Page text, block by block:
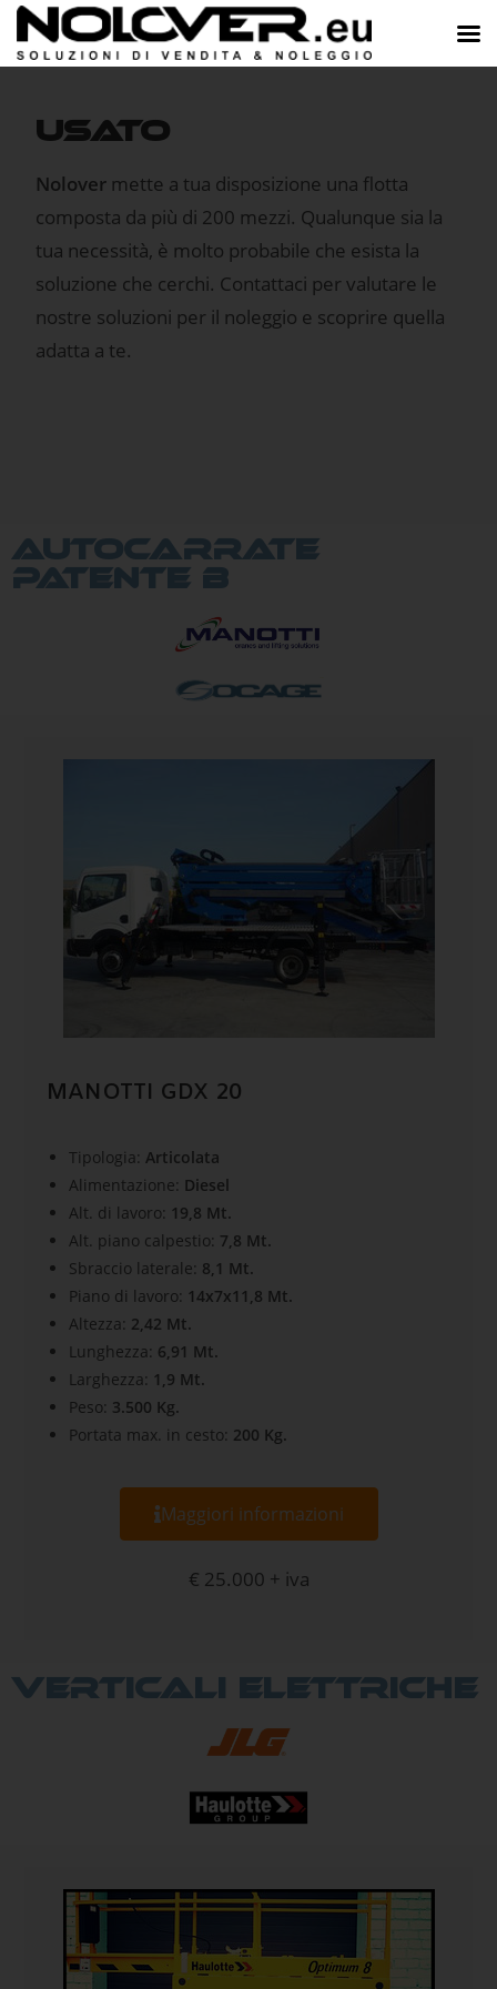
USATO
Nolover mette a tua disposizione una flotta
composta da più di 200 mezzi. Qualunque sia la
tua necessità, è molto probabile che esista la
soluzione che cerchi. Contattaci per valutare le
nostre soluzioni per il noleggio e scoprire quella
adatta a te.
AUTOCARRATE
PATENTE B
MANOTTI GDX 20
Tipologia:Articolata
Alimentazione: Diesel
Alt. di lavoro: 19,8 Mt.
Alt. piano calpestio: 7,8 Mt.
Sbraccio laterale: 8,1 Mt.
Piano di lavoro: 14x7x11,8 Mt.
Altezza: 2,42 Mt.
Lunghezza: 6,91 Mt.
Larghezza: 1,9 Mt.
Peso: 3.500 Kg.
Portata max. in cesto: 200 Kg.
Maggiori informazioni
€ 25.000 + iva
Verticali elettriche